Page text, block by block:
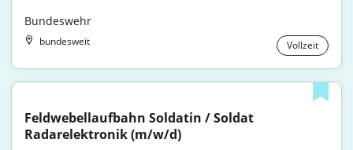
Bundeswehr
bundesweit Vollzeit
Feldwebellaufbahn Soldatin / Soldat
Radarelektronik (m/w/d)